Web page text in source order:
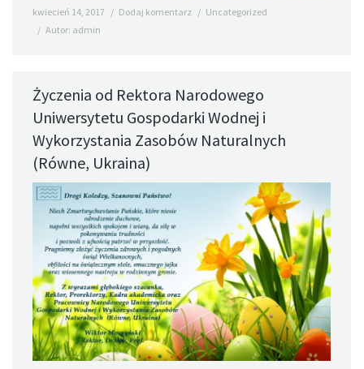
kwiecień 14, 2017 Dodaj komentarz
Uncategorized
Autor: admin
Życzenia od Rektora Narodowego
Uniwersytetu Gospodarki Wodnej i
Wykorzystania Zasobów Naturalnych
(Równe, Ukraina)